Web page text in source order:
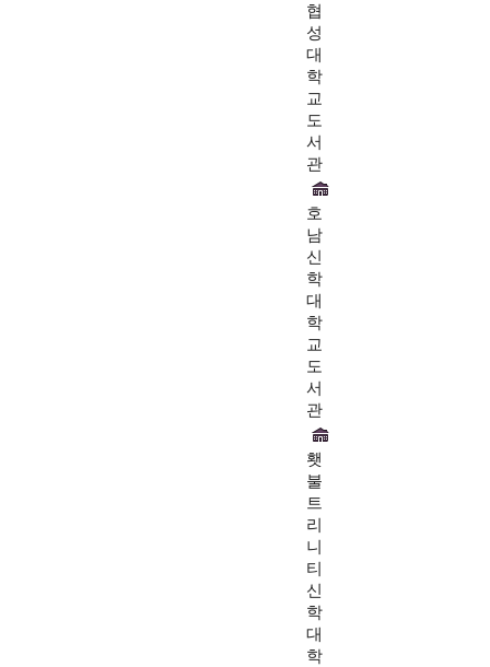
협
성
대
학
교
도
서
관
호
남
신
학
대
학
교
도
서
관
횃
불
트
리
니
티
신
학
대
학